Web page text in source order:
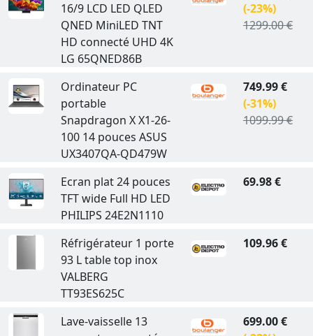
16/9 LCD LED QLED
QNED MiniLED TNT
HD connecté UHD 4K
LG 65QNED86B
(-23%)
1299.00 €
Ordinateur PC
portable
Snapdragon X X1-26-
100 14 pouces ASUS
UX3407QA-QD479W
749.99 €
(-31%)
1099.99 €
Ecran plat 24 pouces
TFT wide Full HD LED
PHILIPS 24E2N1110
69.98 €
Réfrigérateur 1 porte
93 L table top inox
VALBERG
TT93ES625C
109.96 €
Lave-vaisselle 13
699.00 €